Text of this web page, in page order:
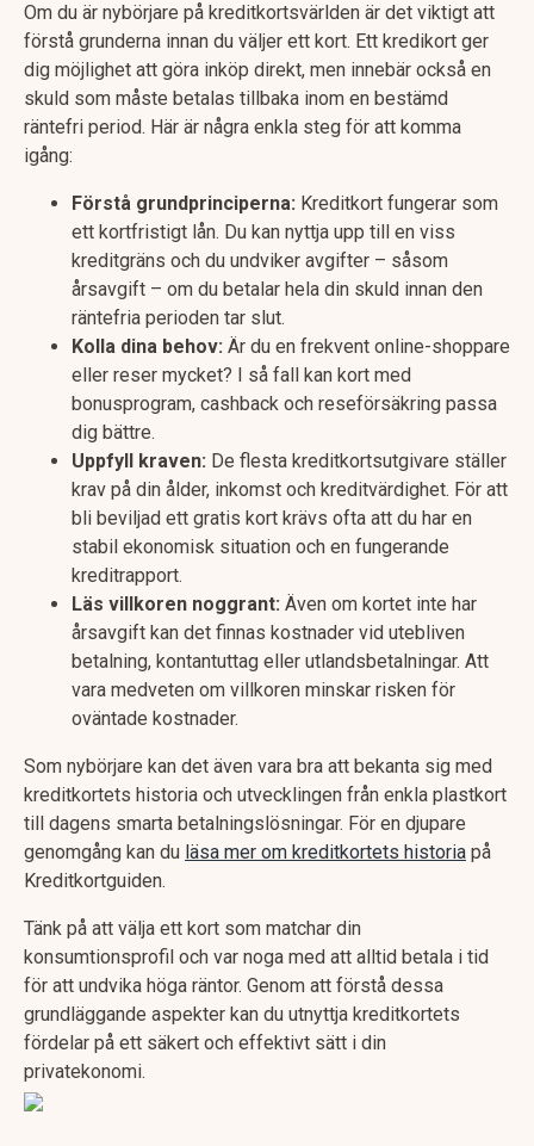
Om du är nybörjare på kreditkortsvärlden är det viktigt att
förstå grunderna innan du väljer ett kort. Ett kredikort ger
dig möjlighet att göra inköp direkt, men innebär också en
skuld som måste betalas tillbaka inom en bestämd
räntefri period. Här är några enkla steg för att komma
igång:
Förstå grundprinciperna: Kreditkort fungerar som
ett kortfristigt lån. Du kan nyttja upp till en viss
kreditgräns och du undviker avgifter – såsom
årsavgift – om du betalar hela din skuld innan den
räntefria perioden tar slut.
Kolla dina behov: Är du en frekvent online-shoppare
eller reser mycket? I så fall kan kort med
bonusprogram, cashback och reseförsäkring passa
dig bättre.
Uppfyll kraven: De flesta kreditkortsutgivare ställer
krav på din ålder, inkomst och kreditvärdighet. För att
bli beviljad ett gratis kort krävs ofta att du har en
stabil ekonomisk situation och en fungerande
kreditrapport.
Läs villkoren noggrant: Även om kortet inte har
årsavgift kan det finnas kostnader vid utebliven
betalning, kontantuttag eller utlandsbetalningar. Att
vara medveten om villkoren minskar risken för
oväntade kostnader.
Som nybörjare kan det även vara bra att bekanta sig med
kreditkortets historia och utvecklingen från enkla plastkort
till dagens smarta betalningslösningar. För en djupare
genomgång kan du läsa mer om kreditkortets historia på
Kreditkortguiden.
Tänk på att välja ett kort som matchar din
konsumtionsprofil och var noga med att alltid betala i tid
för att undvika höga räntor. Genom att förstå dessa
grundläggande aspekter kan du utnyttja kreditkortets
fördelar på ett säkert och effektivt sätt i din
privatekonomi.